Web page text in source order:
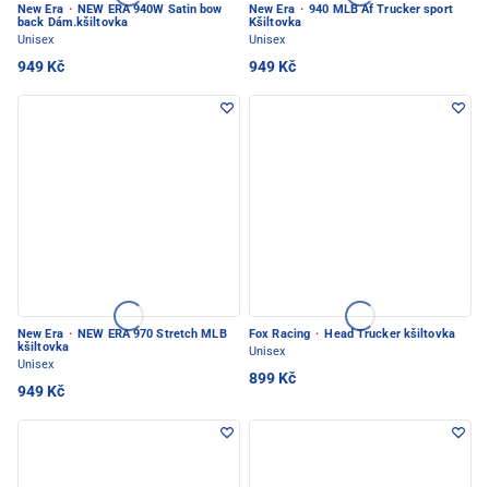
New Era · NEW ERA 940W Satin bow
back Dám.kšiltovka
Unisex
949 Kč
New Era · 940 MLB Af Trucker sport
Kšiltovka
Unisex
949 Kč
New Era · NEW ERA 970 Stretch MLB
kšiltovka
Unisex
949 Kč
Fox Racing · Head Trucker kšiltovka
Unisex
899 Kč